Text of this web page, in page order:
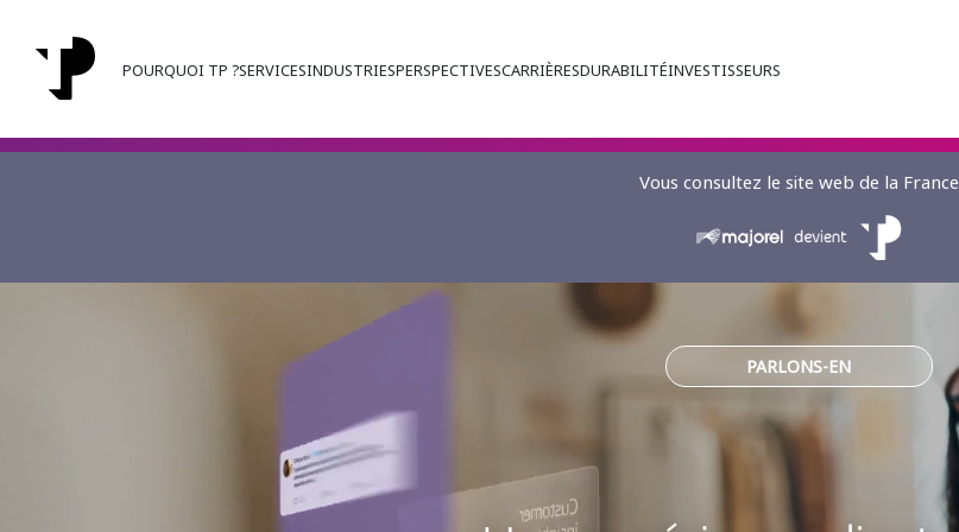
POURQUOI TP ?SERVICESINDUSTRIESPERSPECTIVESCARRIÈRESDURABILITÉINVESTISSEURS
Vous consultez le site web de la France
PARLONS-EN